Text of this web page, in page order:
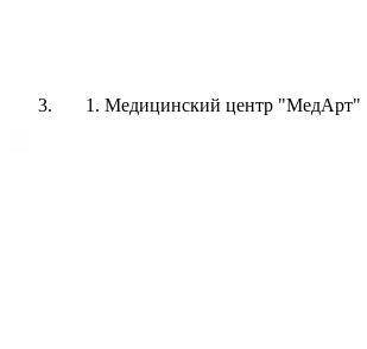
Медицинский центр "МедАрт"